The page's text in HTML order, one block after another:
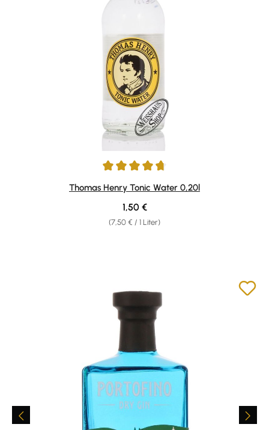
Durchschnittliche Bewertung von 4.78 von 5 Sternen
Thomas Henry Tonic Water 0,20l
(7,50 € / 1 Liter)
Regulärer Preis:
1,50 €